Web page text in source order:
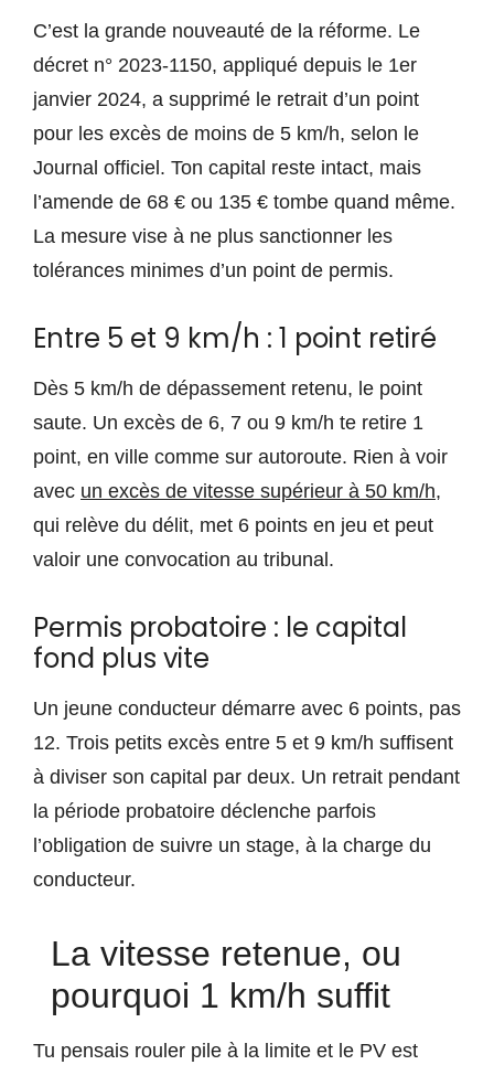
C’est la grande nouveauté de la réforme. Le
décret n° 2023-1150, appliqué depuis le 1er
janvier 2024, a supprimé le retrait d’un point
pour les excès de moins de 5 km/h, selon le
Journal officiel. Ton capital reste intact, mais
l’amende de 68 € ou 135 € tombe quand même.
La mesure vise à ne plus sanctionner les
tolérances minimes d’un point de permis.
Entre 5 et 9 km/h : 1 point retiré
Dès 5 km/h de dépassement retenu, le point
saute. Un excès de 6, 7 ou 9 km/h te retire 1
point, en ville comme sur autoroute. Rien à voir
avec un excès de vitesse supérieur à 50 km/h,
qui relève du délit, met 6 points en jeu et peut
valoir une convocation au tribunal.
Permis probatoire : le capital
fond plus vite
Un jeune conducteur démarre avec 6 points, pas
12. Trois petits excès entre 5 et 9 km/h suffisent
à diviser son capital par deux. Un retrait pendant
la période probatoire déclenche parfois
l’obligation de suivre un stage, à la charge du
conducteur.
La vitesse retenue, ou
pourquoi 1 km/h suffit
Tu pensais rouler pile à la limite et le PV est